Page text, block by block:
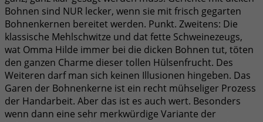
Bohnen sind NUR lecker, wenn sie mit frisch gegarten
Bohnenkernen bereitet werden. Punkt. Zweitens: Die
klassische Mehlschwitze und dat fette Schweinezeugs,
wat Omma Hilde immer bei die dicken Bohnen tut, töten
den ganzen Charme dieser tollen Hülsenfrucht. Des
Weiteren darf man sich keinen Illusionen hingeben. Das
Garen der Bohnenkerne ist ein recht mühseliger Prozess
der Handarbeit. Aber das ist es auch wert. Besonders
wenn dann eine sehr merkwürdige Variante der